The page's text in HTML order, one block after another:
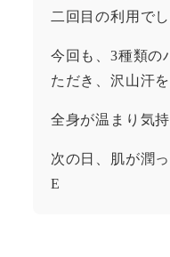
二回目の利用でし
今回も、3種類の
ただき、沢山汗
全身が温まり気
次の日、肌が潤
E